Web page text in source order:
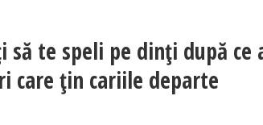
să te speli pe dinți după ce
care țin cariile departe